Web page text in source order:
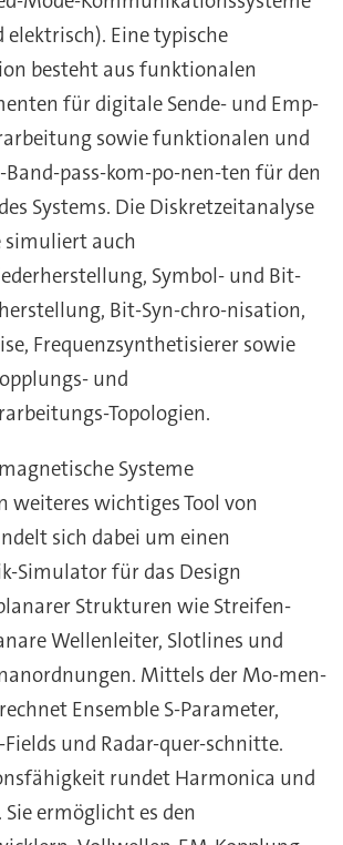
Eine typische
besteht aus funktionalen
für digitale Sende- und Emp-
sowie funktionalen und
Band-pass-kom-po-nen-ten für den
Systems. Die Diskretzeitanalyse
simuliert auch
Symbol- und Bit-
Bit-Syn-chro-nisation,
Frequenzsynthetisierer sowie
und
Topologien.
Systeme
weiteres wichtiges Tool von
sich dabei um einen
Simulator für das Design
Strukturen wie Streifen-
Wellenleiter, Slotlines und
Mittels der Mo-men-
Ensemble S-Parameter,
Fields und Radar-quer-schnitte.
rundet Harmonica und
Sie ermöglicht es den